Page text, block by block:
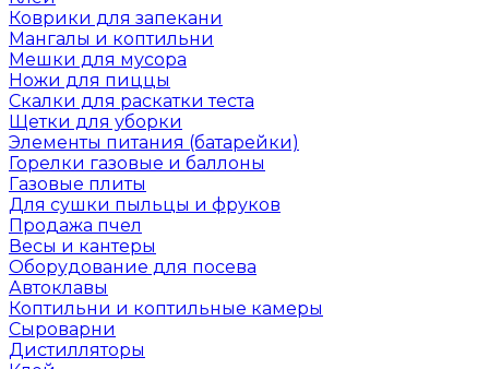
Коврики для запекани
Мангалы и коптильни
Мешки для мусора
Ножи для пиццы
Скалки для раскатки теста
Щетки для уборки
Элементы питания (батарейки)
Горелки газовые и баллоны
Газовые плиты
Для сушки пыльцы и фруков
Продажа пчел
Весы и кантеры
Оборудование для посева
Автоклавы
Коптильни и коптильные камеры
Сыроварни
Дистилляторы